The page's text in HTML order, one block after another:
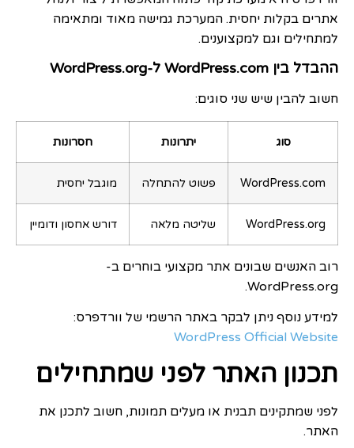
אתרים בקלות יחסית. המערכת גמישה מאוד ומתאימה
למתחילים וגם למקצוענים.
ההבדל בין WordPress.com ל-WordPress.org
חשוב להבין שיש שני סוגים:
סוג יתרונות חסרונות
WordPress.com פשוט להתחלה מוגבל יחסית
WordPress.org שליטה מלאה דורש אחסון ודומיין
רוב האנשים שבונים אתר מקצועי בוחרים ב-
WordPress.org.
למידע נוסף ניתן לבקר באתר הרשמי של וורדפרס:
WordPress Official Website
תכנון האתר לפני שמתחילים
לפני שמתקינים תבנית או מעלים תמונות, חשוב לתכנן את
האתר.